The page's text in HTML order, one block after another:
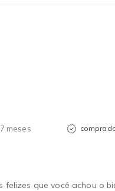
meses
felizes que você achou o